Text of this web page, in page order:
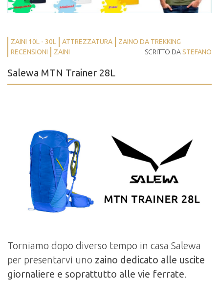
ZAINI 10L - 30L ATTREZZATURA
ZAINO DA TREKKING
RECENSIONI
ZAINI SCRITTO DASTEFANO
Salewa MTN Trainer 28L
Torniamo dopo diverso tempo in casa Salewa
per presentarvi uno zaino dedicato alle uscite
giornaliere e soprattutto alle vie ferrate.